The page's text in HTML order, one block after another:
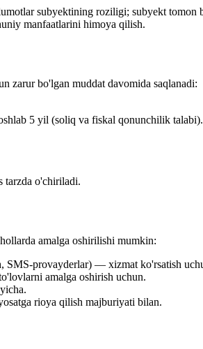
subyektining roziligi; subyekt
manfaatlarini himoya qilish.
zarur bo'lgan muddat davomida saqlanadi:
5 yil (soliq va fiskal qonunchilik talabi).
tarzda o'chiriladi.
amalga oshirilishi mumkin:
provayderlar) — xizmat ko'rsatish
amalga oshirish uchun.
rioya qilish majburiyati bilan.